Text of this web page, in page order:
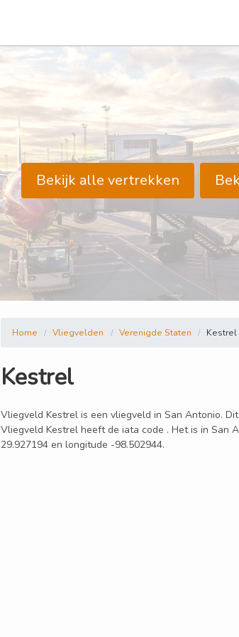
Bekijk alle vertrekken
Home Vliegvelden Verenigde Staten Kestrel
Kestrel
Vliegveld Kestrel is een vliegveld in San Antonio.
Vliegveld Kestrel heeft de iata code . Het is in San
29.927194 en longitude -98.502944.